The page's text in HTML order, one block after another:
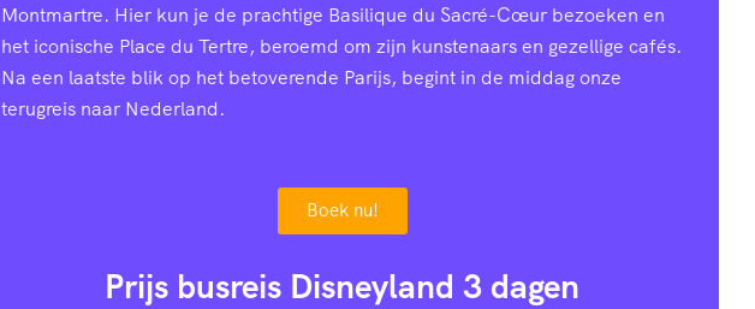
Montmartre. Hier kun je de prachtige Basilique du Sacré-Cœur bezoeken en
het iconische Place du Tertre, beroemd om zijn kunstenaars en gezellige cafés.
Na een laatste blik op het betoverende Parijs, begint in de middag onze
terugreis naar Nederland.
Boek nu!
Prijs busreis Disneyland 3 dagen